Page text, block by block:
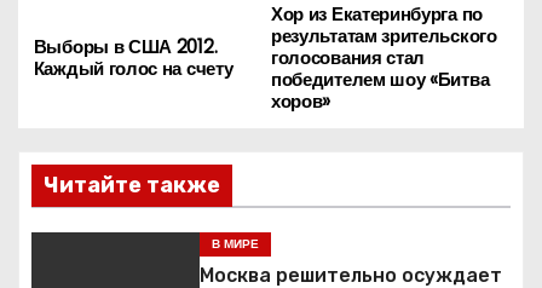
Н
а
и
г
Хор из Екатеринбурга по
результатам зрительского
голосования стал
победителем шоу «Битва
хоров»
Выборы в США 2012.
Каждый голос на счету
Читайте также
В МИРЕ
Москва решительно осуждает